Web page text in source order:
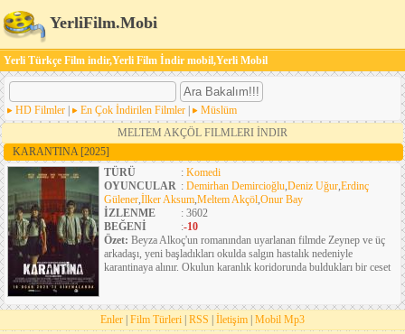
YerliFilm.Mobi
Yerli Türkçe Film indir,Yerli Film İndir mobil,Yerli Mobil
HD Filmler En Çok İndirilen Filmler
Müslüm
MELTEM AKÇÖL FILMLERI İNDIR
KARANTINA [2025]
TÜRÜ
: Komedi
OYUNCULAR : Demirhan Demircioğlu,Deniz Uğur,Erdinç
Gülener,İlker Aksum,Meltem Akçöl,Onur Bay
İZLENME
: 3602
BEĞENİ
:-10
Özet: Beyza Alkoç'un romanından uyarlanan filmde Zeynep ve üç
arkadaşı, yeni başladıkları okulda salgın hastalık nedeniyle
karantinaya alınır. Okulun karanlık koridorunda buldukları bir ceset
Enler Film Türleri RSS İletişim Mobil Mp3